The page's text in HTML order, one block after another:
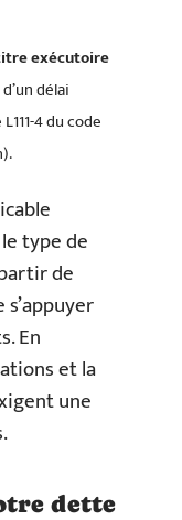
exécutoire
délai
4 du code
type de
de
En
et la
une
dette